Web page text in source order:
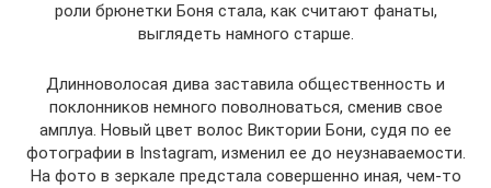
роли брюнетки Боня стала, как считают фанаты,
выглядеть намного старше.
Длинноволосая дива заставила общественность и
поклонников немного поволноваться, сменив свое
амплуа. Новый цвет волос Виктории Бони, судя по ее
фотографии в Instagram, изменил ее до неузнаваемости.
На фото в зеркале предстала совершенно иная, чем-то